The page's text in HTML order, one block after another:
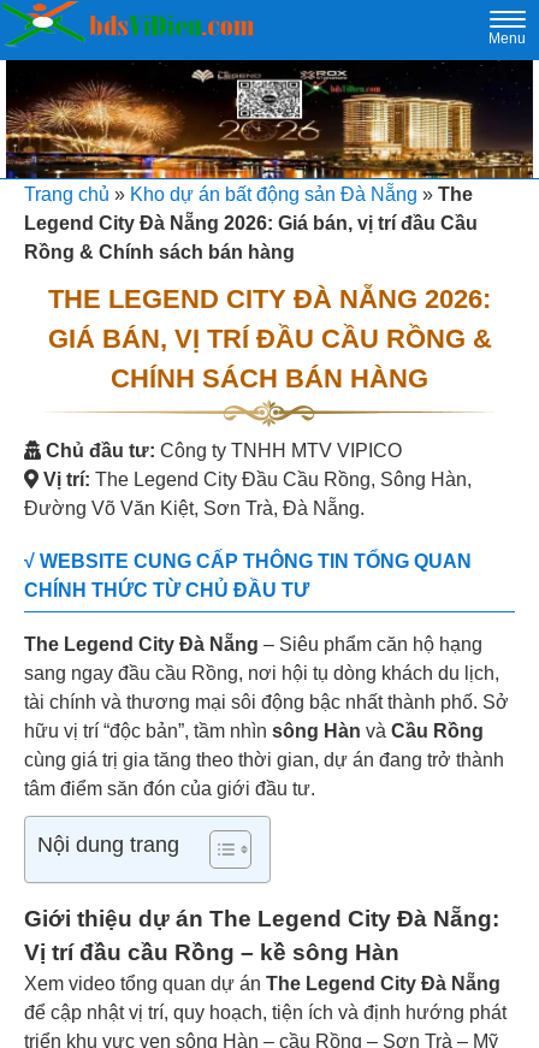
Menu
Trang chủ » Kho dự án bất động sản Đà Nẵng » The
Legend City Đà Nẵng 2026: Giá bán, vị trí đầu Cầu
Rồng & Chính sách bán hàng
THE LEGEND CITY ĐÀ NẴNG 2026:
GIÁ BÁN, VỊ TRÍ ĐẦU CẦU RỒNG &
CHÍNH SÁCH BÁN HÀNG
Chủ đầu tư: Công ty TNHH MTV VIPICO
Vị trí: The Legend City Đầu Cầu Rồng, Sông Hàn,
Đường Võ Văn Kiệt, Sơn Trà, Đà Nẵng.
√ WEBSITE CUNG CẤP THÔNG TIN TỔNG QUAN
CHÍNH THỨC TỪ CHỦ ĐẦU TƯ
The Legend City Đà Nẵng – Siêu phẩm căn hộ hạng
sang ngay đầu cầu Rồng, nơi hội tụ dòng khách du lịch,
tài chính và thương mại sôi động bậc nhất thành phố. Sở
hữu vị trí “độc bản”, tầm nhìn sông Hàn và Cầu Rồng
cùng giá trị gia tăng theo thời gian, dự án đang trở thành
tâm điểm săn đón của giới đầu tư.
Nội dung trang
Giới thiệu dự án The Legend City Đà Nẵng:
Vị trí đầu cầu Rồng – kề sông Hàn
Xem video tổng quan dự án The Legend City Đà Nẵng
để cập nhật vị trí, quy hoạch, tiện ích và định hướng phát
triển khu vực ven sông Hàn – cầu Rồng – Sơn Trà – Mỹ